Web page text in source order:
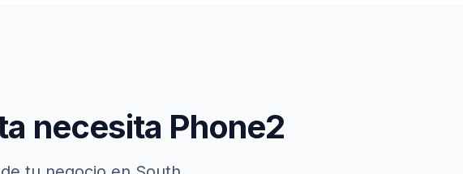
necesita Phone2